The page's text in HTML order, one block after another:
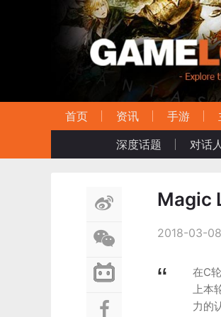
首页 资讯 手游
深度话题
对话
Magic
2018-03-08
在C
上本
力的